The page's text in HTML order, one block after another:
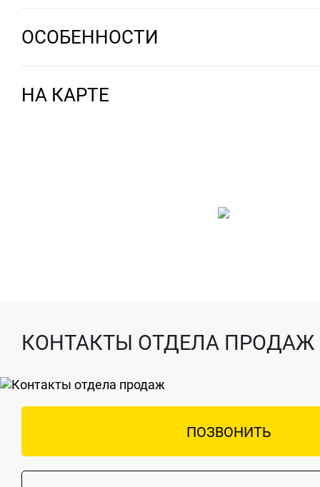
ОСОБЕННОСТИ
НА КАРТЕ
КОНТАКТЫ ОТДЕЛА ПРОДАЖ
ПОЗВОНИТЬ